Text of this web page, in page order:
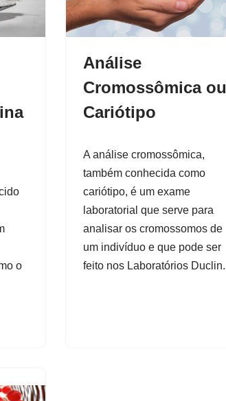
o
Análise
Cromossômica ou
Cariótipo
A análise cromossômica,
também conhecida como
cariótipo, é um exame
laboratorial que serve para
analisar os cromossomos de
um indivíduo e que pode ser
feito nos Laboratórios Duclin.